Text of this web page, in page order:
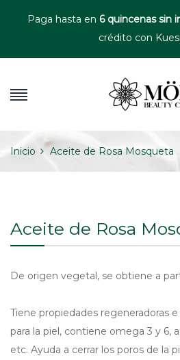
Paga hasta en 6 quincenas sin
crédito con
Inicio Aceite de Rosa Mosqueta
Aceite de Rosa
De origen vegetal, se obtiene a
Tiene propiedades regeneradoras
para la piel, contiene omega 3 y 6,
etc. Ayuda a cerrar los poros de la